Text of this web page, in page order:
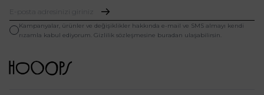
Kampanyalar, ürünler ve değişiklikler hakkında e-mail ve SMS almayı kendi
rızamla kabul ediyorum. Gizlilik sözleşmesine buradan ulaşabilirsin.